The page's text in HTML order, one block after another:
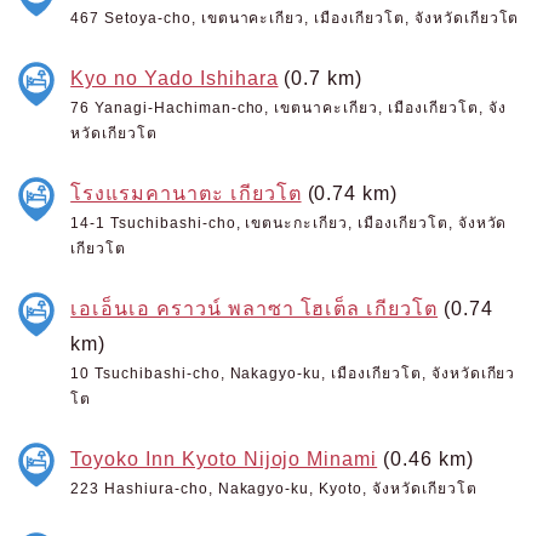
467 Setoya-cho, เขตนาคะเกียว, เมืองเกียวโต, จังหวัดเกียวโต
Kyo no Yado Ishihara (0.7 km)
76 Yanagi-Hachiman-cho, เขตนาคะเกียว, เมืองเกียวโต, จัง
หวัดเกียวโต
โรงแรมคานาตะ เกียวโต (0.74 km)
14-1 Tsuchibashi-cho, เขตนะกะเกียว, เมืองเกียวโต, จังหวัด
เกียวโต
เอเอ็นเอ คราวน์ พลาซา โฮเต็ล เกียวโต (0.74
km)
10 Tsuchibashi-cho, Nakagyo-ku, เมืองเกียวโต, จังหวัดเกียว
โต
Toyoko Inn Kyoto Nijojo Minami (0.46 km)
223 Hashiura-cho, Nakagyo-ku, Kyoto, จังหวัดเกียวโต